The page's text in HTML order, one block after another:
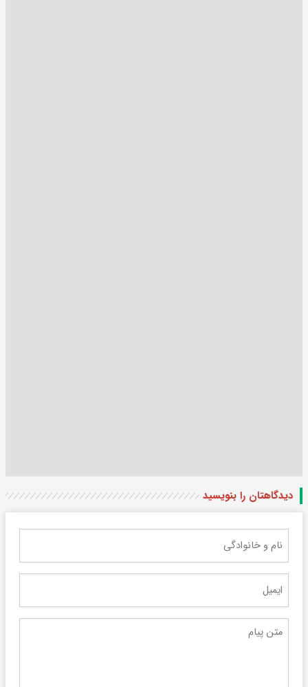
دیدگاهتان را بنویسید